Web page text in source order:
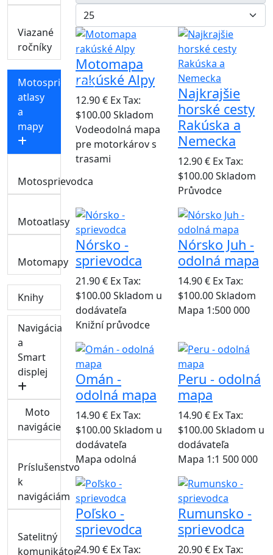
Viazané
ročníky
Motosprievodca,
atlasy
a
mapy
Motosprievodca
Motoatlasy
Motomapy
Knihy
Navigácia
a
Smart
displej
Moto
navigácie
Príslušenstvo
k
navigáciám
Satelitný
komunikátor
Motomapa
rakúské Alpy
12.90 € Ex Tax:
$100.00Skladom
Vodeodolná mapa
pre motorkárov s
trasami
Najkrajšie
horské cesty
Rakúska a
Nemecka
12.90 € Ex Tax:
$100.00Skladom
Průvodce
Nórsko -
sprievodca
21.90 € Ex Tax:
$100.00Skladom u
dodávateľa
Knižní průvodce
Nórsko Juh -
odolná mapa
14.90 € Ex Tax:
$100.00Skladom
Mapa 1:500 000
Omán -
odolná mapa
14.90 € Ex Tax:
$100.00Skladom u
dodávateľa
Mapa odolná
Peru - odolná
mapa
14.90 € Ex Tax:
$100.00Skladom u
dodávateľa
Mapa 1:1 500 000
Poľsko -
sprievodca
24.90 € Ex Tax:
Rumunsko -
sprievodca
20.90 € Ex Tax: